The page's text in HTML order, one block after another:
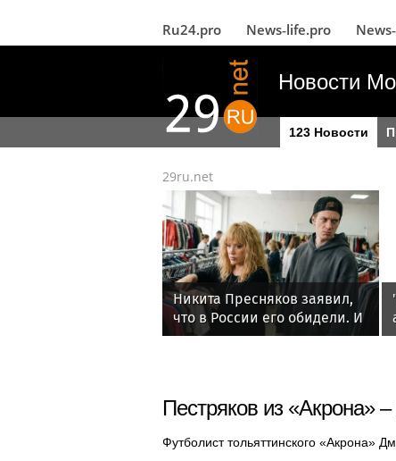
Ru24.pro News‑life.pro
Новости
123 Новости
29ru.net
Никита Пресняков заявил,
что в России его обидели. И
рассорился с братом из-за
Пестряков из «Акрона»
Футболист тольяттинского «Акрона»